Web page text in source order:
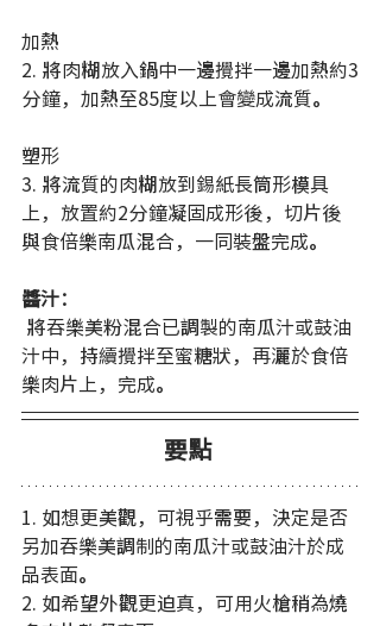
加熱
2. 將肉糊放入鍋中一邊攪拌一邊加熱約3
分鐘，加熱至85度以上會變成流質。
塑形
3. 將流質的肉糊放到錫紙長筒形模具
上，放置約2分鐘凝固成形後，切片後
與食倍樂南瓜混合，一同裝盤完成。
醬汁：
汁中，持續攪拌至蜜糖狀，再灑於食倍
樂肉片上，完成。
要點
1. 如想更美觀，可視乎需要，決定是否
另加吞樂美調制的南瓜汁或鼓油汁於成
品表面。
2. 如希望外觀更迫真，可用火槍稍為燒